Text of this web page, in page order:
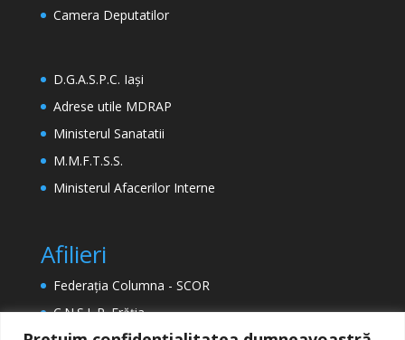
Camera Deputatilor
D.G.A.S.P.C. Iași
Adrese utile MDRAP
Ministerul Sanatatii
M.M.F.T.S.S.
Ministerul Afacerilor Interne
Afilieri
Federația Columna - SCOR
C.N.S.L.R. Frăția